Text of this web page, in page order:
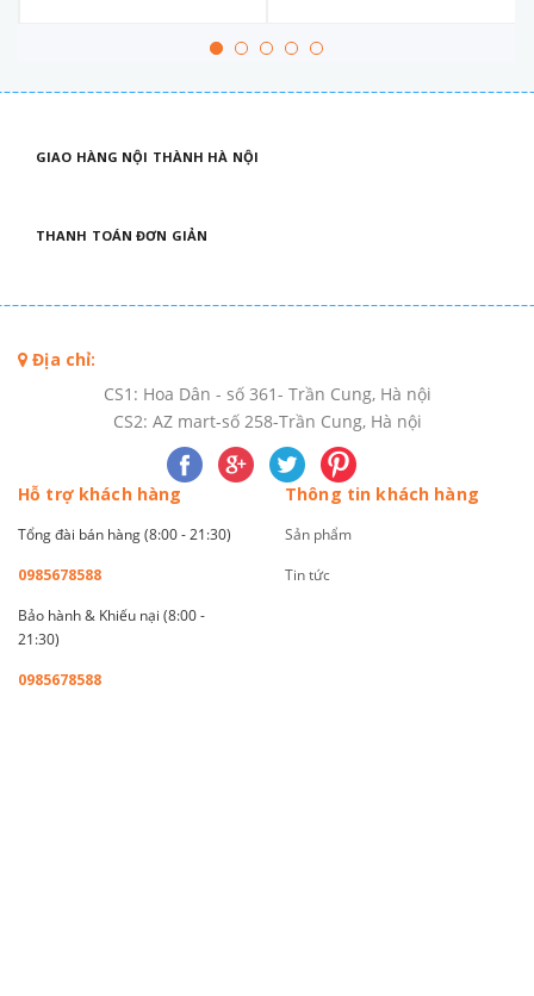
GIAO HÀNG NỘI THÀNH HÀ NỘI
THANH TOÁN ĐƠN GIẢN
Địa chỉ:
CS1: Hoa Dân - số 361- Trần Cung, Hà nội
CS2: AZ mart-số 258-Trần Cung, Hà nội
Hỗ trợ khách hàng
Tổng đài bán hàng (8:00 - 21:30)
0985678588
Bảo hành & Khiếu nại (8:00 -
21:30)
0985678588
Thông tin khách hàng
Sản phẩm
Tin tức